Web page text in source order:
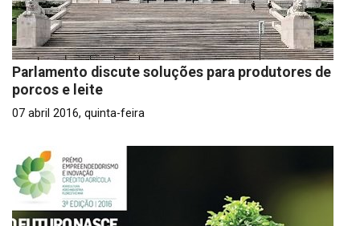
Parlamento discute soluções para produtores de
porcos e leite
07 abril 2016, quinta-feira